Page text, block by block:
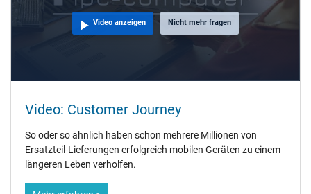
Video anzeigen Nicht mehr fragen
Video: Customer Journey
So oder so ähnlich haben schon mehrere Millionen von
Ersatzteil-Lieferungen erfolgreich mobilen Geräten zu einem
längeren Leben verholfen.